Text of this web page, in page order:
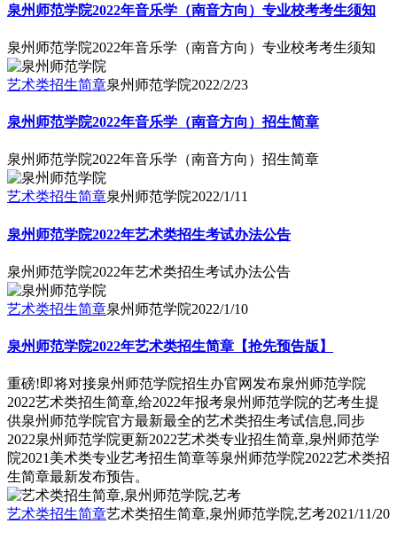
泉州师范学院2022年音乐学（南音方向）专业校考考生须知
泉州师范学院2022年音乐学（南音方向）专业校考考生须知
艺术类招生简章泉州师范学院2022/2/23
泉州师范学院2022年音乐学（南音方向）招生简章
泉州师范学院2022年音乐学（南音方向）招生简章
艺术类招生简章泉州师范学院2022/1/11
泉州师范学院2022年艺术类招生考试办法公告
泉州师范学院2022年艺术类招生考试办法公告
艺术类招生简章泉州师范学院2022/1/10
泉州师范学院2022年艺术类招生简章【抢先预告版】
重磅!即将对接泉州师范学院招生办官网发布泉州师范学院
2022艺术类招生简章,给2022年报考泉州师范学院的艺考生提
供泉州师范学院官方最新最全的艺术类招生考试信息,同步
2022泉州师范学院更新2022艺术类专业招生简章,泉州师范学
院2021美术类专业艺考招生简章等泉州师范学院2022艺术类招
生简章最新发布预告。
艺术类招生简章艺术类招生简章,泉州师范学院,艺考2021/11/20